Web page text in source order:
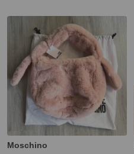
更多相似Moschino女包推薦精品
Moschino